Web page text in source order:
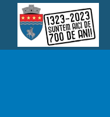
content